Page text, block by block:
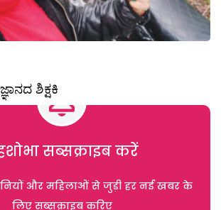
ಶಿಕ್ಷಕಿ
सब्सक्राइब करें
और महिलाओं से जुड़ी हर नई खबर के
लिए सब्सक्राइब करिए